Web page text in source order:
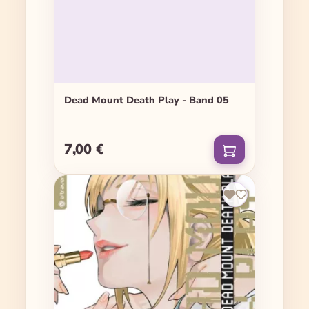
Dead Mount Death Play - Band 05
Regulärer Preis:
7,00 €